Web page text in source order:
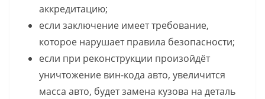
аккредитацию;
если заключение имеет требование,
которое нарушает правила безопасности;
если при реконструкции произойдёт
уничтожение вин-кода авто, увеличится
масса авто, будет замена кузова на деталь